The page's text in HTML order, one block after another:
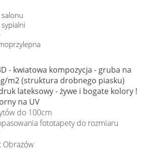
- kwiatowa kompozycja - gruba na
m2 (struktura drobnego piasku)
lateksowy - żywe i bogate kolory !
na UV
do 100cm
fototapety do rozmiaru
Obrazów